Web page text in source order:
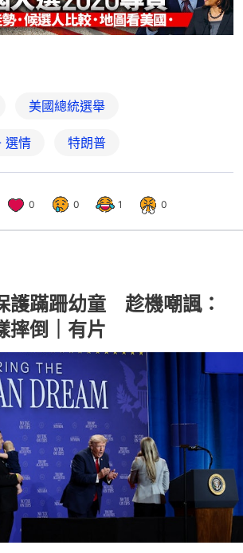
美國總統選舉
選情 特朗普
0 0 1 0
護蹣跚幼童 趁機嘲諷：
摔倒｜有片